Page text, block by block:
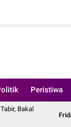
Peristiwa
Aksi Besar -